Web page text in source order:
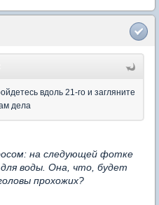
вдоль 21-го и загляните
дела
на следующей фотке
воды. Она, что, будет
прохожих?